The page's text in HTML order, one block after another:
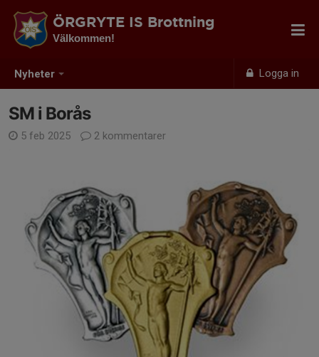
Nyheter Logga in
ÖRGRYTE IS Brottning
Välkommen!
SM i Borås
5 feb 2025 2 kommentarer